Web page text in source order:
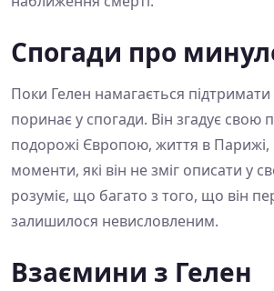
Спогади про
Поки Гелен намагається підтримати
поринає у спогади. Він згадує
подорожі Європою, життя в Парижі,
моменти, які він не зміг описати у
розуміє, що багато з того, що він
залишилося невисловленим.
Взаємини з Гелен